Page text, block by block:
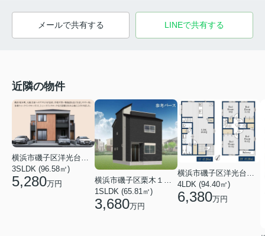
メールで共有する LINEで共有する
近隣の物件
3SLDK (96.58㎡)
5,280万円
横浜市磯子区栗木１丁目
1SLDK (65.81㎡)
3,680万円
横浜市磯子区洋光台３丁目
4LDK (94.40㎡)
6,380万円